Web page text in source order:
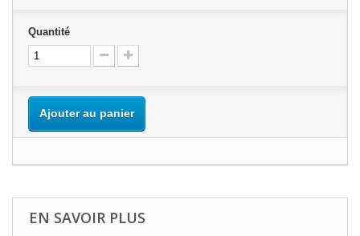
Quantité
Ajouter au panier
EN SAVOIR PLUS